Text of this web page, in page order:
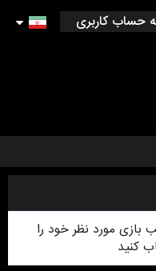
حساب کاربری
بلیارد
بازی مورد نظر خود را
کنید